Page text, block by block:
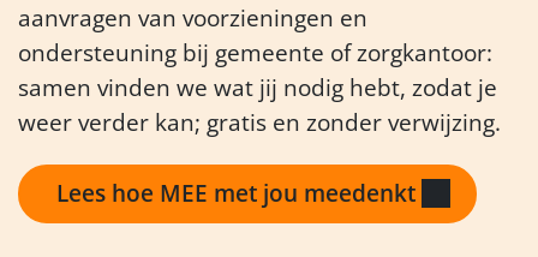
aanvragen van voorzieningen en
ondersteuning bij gemeente of zorgkantoor:
samen vinden we wat jij nodig hebt, zodat je
weer verder kan; gratis en zonder verwijzing.
Lees hoe MEE met jou meedenkt